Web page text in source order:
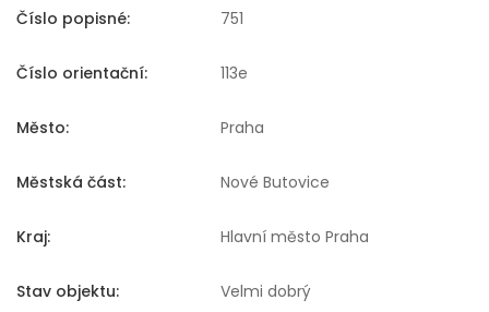
Číslo popisné: 751
Číslo orientační: 113e
Město: Praha
Městská část: Nové Butovice
Kraj: Hlavní město Praha
Stav objektu: Velmi dobrý